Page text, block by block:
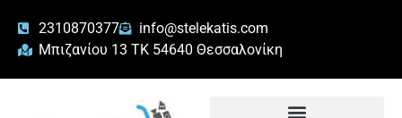
2310870377
info@stelekatis.com
Μπιζανίου 13 ΤΚ 54640 Θεσσαλονίκη